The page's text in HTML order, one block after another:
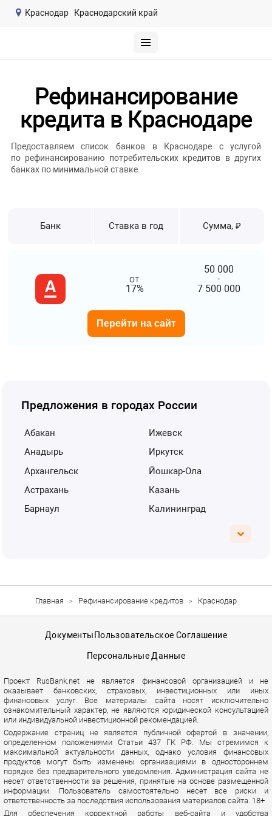
Краснодар Краснодарский край
Рефинансирование
кредита в Краснодаре
Предоставляем список банков в Краснодаре с услугой
по рефинансированию потребительских кредитов в других
банках по минимальной ставке.
Банк Ставка в год Сумма, ₽
от
17%
50 000
-
7 500 000
Перейти на сайт
Предложения в городах России
Абакан
Анадырь
Архангельск
Астрахань
Барнаул
Ижевск
Иркутск
Йошкар-Ола
Казань
Калининград
Главная Рефинансирование кредитов Краснодар
Документы Пользовательское Соглашение
Персональные Данные
Проект RusBank.net не является финансовой организацией и не
оказывает банковских, страховых, инвестиционных или иных
финансовых услуг. Все материалы сайта носят исключительно
ознакомительный характер, не являются юридической консультацией
или индивидуальной инвестиционной рекомендацией.
Содержание страниц не является публичной офертой в значении,
определенном положениями Статьи 437 ГК РФ. Мы стремимся к
максимальной актуальности данных, однако условия финансовых
продуктов могут быть изменены организациями в одностороннем
порядке без предварительного уведомления. Администрация сайта не
несет ответственности за решения, принятые на основе размещенной
информации. Пользователь самостоятельно несет все риски и
ответственность за последствия использования материалов сайта. 18+
Для обеспечения корректной работы веб-сайта и удобства